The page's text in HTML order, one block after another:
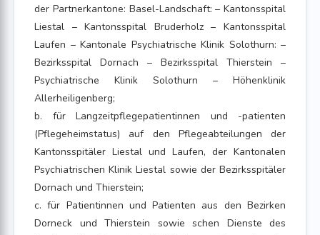
der Partnerkantone: Basel-Landschaft: – Kantonsspital
Liestal – Kantonsspital Bruderholz – Kantonsspital
Laufen – Kantonale Psychiatrische Klinik Solothurn: –
Bezirksspital Dornach – Bezirksspital Thierstein –
Psychiatrische Klinik Solothurn – Höhenklinik
Allerheiligenberg;
b. für Langzeitpflegepatientinnen und -patienten
(Pflegeheimstatus) auf den Pflegeabteilungen der
Kantonsspitäler Liestal und Laufen, der Kantonalen
Psychiatrischen Klinik Liestal sowie der Bezirksspitäler
Dornach und Thierstein;
c. für Patientinnen und Patienten aus den Bezirken
Dorneck und Thierstein sowie schen Dienste des